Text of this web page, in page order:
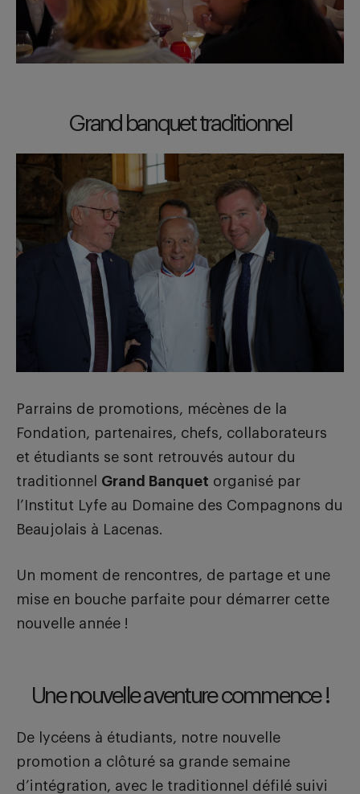
Grand banquet traditionnel
Parrains de promotions, mécènes de la
Fondation, partenaires, chefs, collaborateurs
et étudiants se sont retrouvés autour du
traditionnel Grand Banquet organisé par
l’Institut Lyfe au Domaine des Compagnons du
Beaujolais à Lacenas.
Un moment de rencontres, de partage et une
mise en bouche parfaite pour démarrer cette
nouvelle année !
Une nouvelle aventure commence !
De lycéens à étudiants, notre nouvelle
promotion a clôturé sa grande semaine
d’intégration, avec le traditionnel défilé suivi